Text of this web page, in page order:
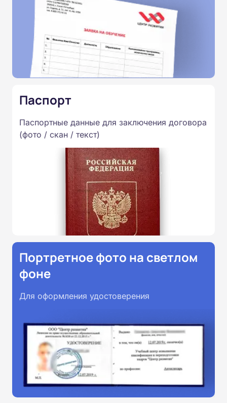
Паспорт
Паспортные данные для заключения договора
(фото / скан / текст)
Портретное фото на светлом
фоне
Для оформления удостоверения